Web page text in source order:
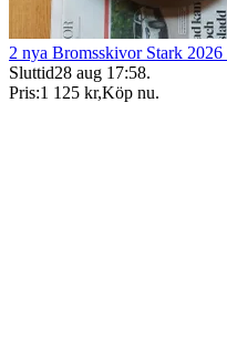
2 nya Bromsskivor Stark
Sluttid28 aug 17:58.
Pris:1 125 kr,Köp nu.